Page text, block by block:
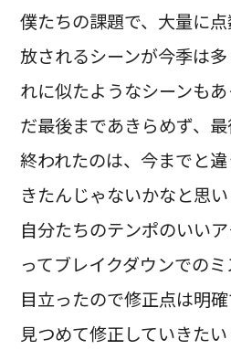
僕たちの課題で、大量に
放されるシーンが今季は
れに似たようなシーンも
だ最後まであきらめず、
終われたのは、今までと
きたんじゃないかなと思
自分たちのテンポのいい
ってブレイクダウンでの
目立ったので修正点は明
見つめて修正していきたい